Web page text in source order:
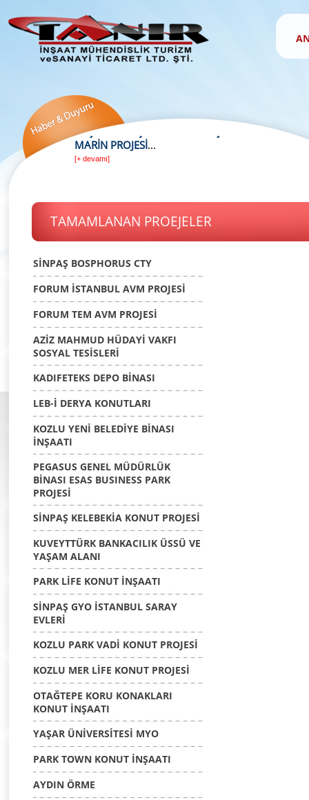
TAMAMLANAN PROEJELER
SİNPAŞ BOSPHORUS CTY
FORUM İSTANBUL AVM PROJESİ
FORUM TEM AVM PROJESİ
AZİZ MAHMUD HÜDAYİ VAKFI
SOSYAL TESİSLERİ
KADIFETEKS DEPO BİNASI
LEB-İ DERYA KONUTLARI
KOZLU YENİ BELEDİYE BİNASI
İNŞAATI
PEGASUS GENEL MÜDÜRLÜK
BİNASI ESAS BUSINESS PARK
PROJESİ
SİNPAŞ KELEBEKİA KONUT PROJESİ
KUVEYTTÜRK BANKACILIK ÜSSÜ VE
YAŞAM ALANI
PARK LİFE KONUT İNŞAATI
SİNPAŞ GYO İSTANBUL SARAY
EVLERİ
KOZLU PARK VADİ KONUT PROJESİ
KOZLU MER LİFE KONUT PROJESİ
OTAĞTEPE KORU KONAKLARI
KONUT İNŞAATI
YAŞAR ÜNİVERSİTESİ MYO
PARK TOWN KONUT İNŞAATI
AYDIN ÖRME